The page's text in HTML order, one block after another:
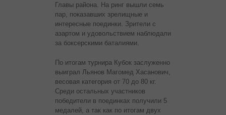
Главы района. На ринг вышли семь
пар, показавших зрелищные и
интересные поединки. Зрители с
азартом и удовольствием наблюдали
за боксерскими баталиями.
По итогам турнира Кубок заслуженно
выиграл Льянов Магомед Хасанович,
весовая категория от 70 до 80 кг.
Среди остальных участников
победители в поединках получили 5
медалей, а так как по итогам двух